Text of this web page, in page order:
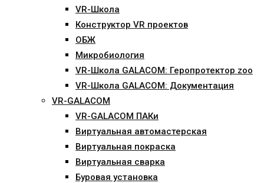
VR-Школа
Конструктор VR проектов
ОБЖ
Микробиология
VR-Школа GALACOM: Геропротектор zoo
VR-Школа GALACOM: Документация
VR-GALACOM
VR-GALACOM ПАКи
Виртуальная автомастерская
Виртуальная покраска
Виртуальная сварка
Буровая установка